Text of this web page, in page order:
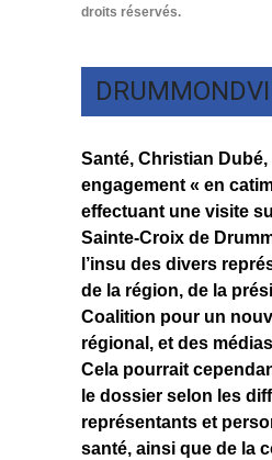
droits réservés.
Santé, Christian
engagement « en
effectuant une visite
Sainte-Croix de
l’insu des divers
de la région, de la
Coalition pour un
régional, et des
Cela pourrait
le dossier selon les
représentants et
santé, ainsi que de la